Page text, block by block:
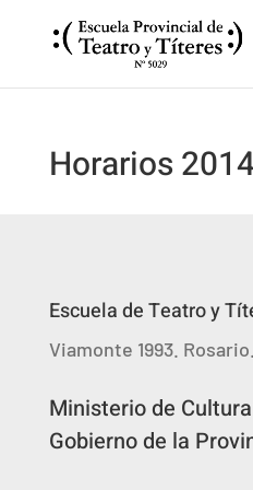
Horarios
Escuela de Teatro y
Viamonte 1993.
Ministerio de Cultura
Gobierno de la